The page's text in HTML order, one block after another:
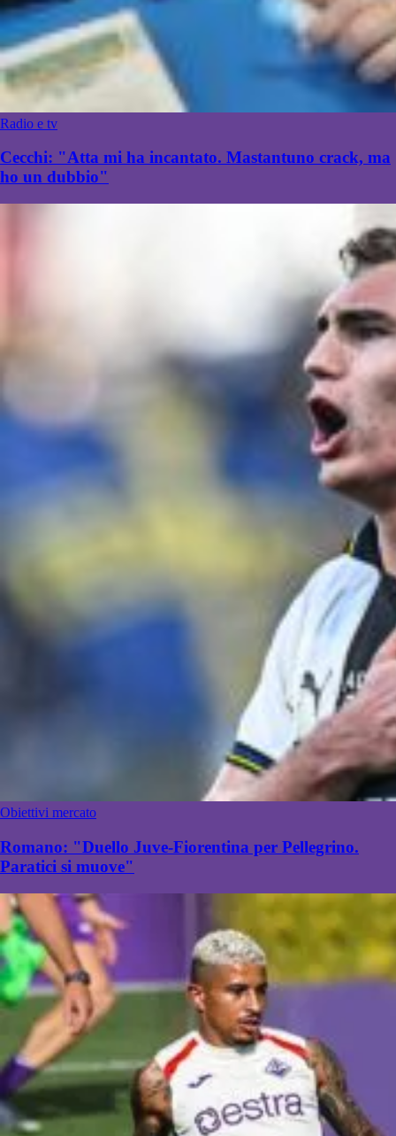
Radio e tv
Cecchi: "Atta mi ha incantato. Mastantuno crack, ma
ho un dubbio"
Obiettivi mercato
Romano: "Duello Juve-Fiorentina per Pellegrino.
Paratici si muove"